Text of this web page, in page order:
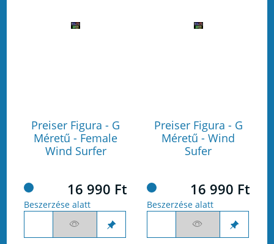
Preiser Figura - G
Méretű - Female
Wind Surfer
16 990 Ft
Beszerzése alatt
Preiser Figura - G
Méretű - Wind
Sufer
16 990 Ft
Beszerzése alatt